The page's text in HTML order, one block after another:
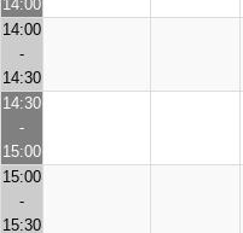
14:00
14:00
-
14:30
14:30
-
15:00
15:00
-
15:30